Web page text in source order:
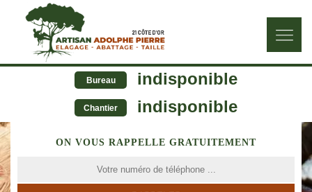
Bureau indisponible
Chantier indisponible
ON VOUS RAPPELLE GRATUITEMENT